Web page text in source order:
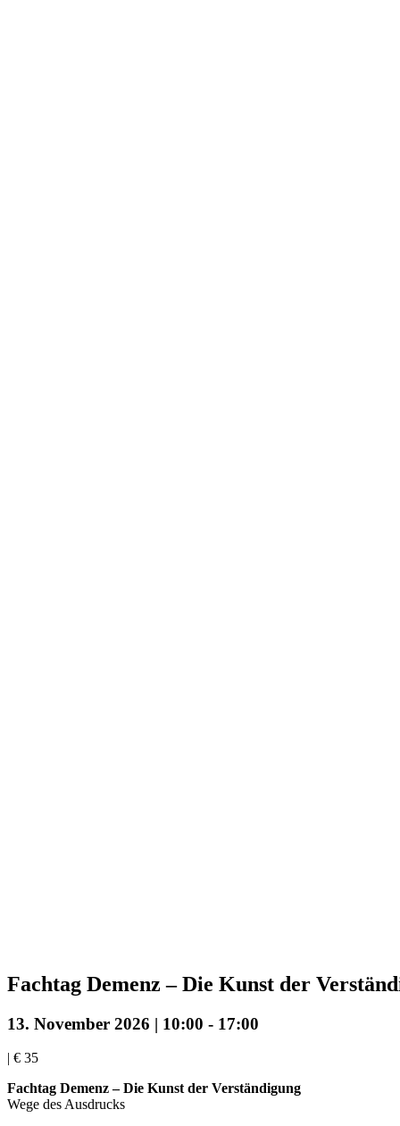
Fachtag Demenz – Die Kunst der
13. November 2026 | 10:00 - 17:00
| € 35
Fachtag Demenz – Die Kunst der Verständigung
Wege des Ausdrucks